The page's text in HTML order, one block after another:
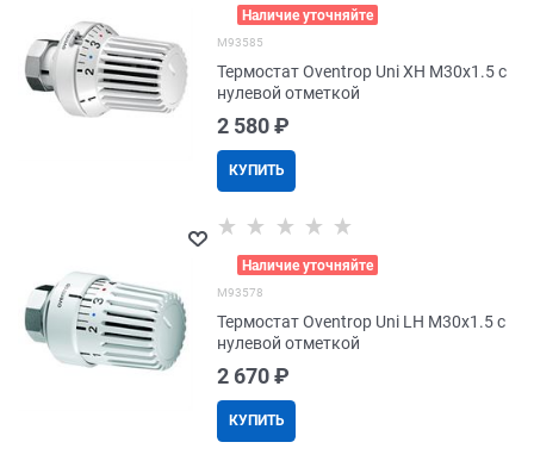
Наличие уточняйте
M93585
Термостат Oventrop Uni XH M30x1.5 с
нулевой отметкой
2 580 ₽
КУПИТЬ
Наличие уточняйте
M93578
Термостат Oventrop Uni LH M30x1.5 с
нулевой отметкой
2 670 ₽
КУПИТЬ